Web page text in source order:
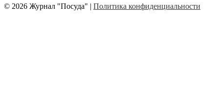
© 2026 Журнал "Посуда" | Политика конфиденциальности